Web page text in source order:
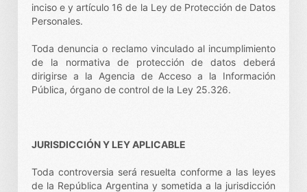
inciso e y artículo 16 de la Ley de Protección de Datos
Personales.
Toda denuncia o reclamo vinculado al incumplimiento
de la normativa de protección de datos deberá
dirigirse a la Agencia de Acceso a la Información
Pública, órgano de control de la Ley 25.326.
JURISDICCIÓN Y LEY APLICABLE
Toda controversia será resuelta conforme a las leyes
de la República Argentina y sometida a la jurisdicción